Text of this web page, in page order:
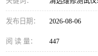
发布日期： 2026-08-06
阅 读 量： 447